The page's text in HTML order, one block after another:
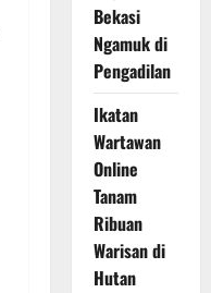
Bekasi
Ngamuk di
Pengadilan
Ikatan
Wartawan
Online
Tanam
Ribuan
Warisan di
Hutan